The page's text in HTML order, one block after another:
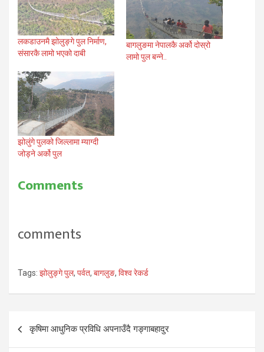
लकडाउनमै झोलुङ्गे पुल निर्माण,
संसारकै लामो भएको दाबी
बागलुङमा नेपालकै अर्को दोस्रो
लामो पुल बन्ने..
झोलुंगे पुलको जिल्लामा म्याग्दी
जोड्ने अर्को पुल
Comments
comments
Tags: झोलुङ्गे पुल, पर्वत, बागलुङ, विश्व रेकर्ड
Post
navigation
कृषिमा आधुनिक प्रविधि अपनाउँदै गङ्गाबहादुर